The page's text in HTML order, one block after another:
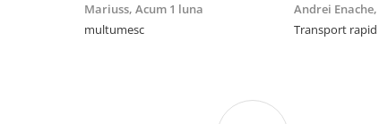
Mariuss, Acum 1 luna
multumesc
Andrei Enache,
Transport rapid